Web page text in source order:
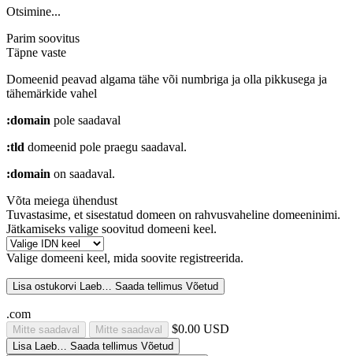
Otsimine...
Parim soovitus
Täpne vaste
Domeenid peavad algama tähe või numbriga ja olla pikkusega ja
tähemärkide vahel
:domain pole saadaval
:tld domeenid pole praegu saadaval.
:domain on saadaval.
Võta meiega ühendust
Tuvastasime, et sisestatud domeen on rahvusvaheline domeeninimi.
Jätkamiseks valige soovitud domeeni keel.
Valige domeeni keel, mida soovite registreerida.
Lisa ostukorvi Laeb… Saada tellimus Võetud
.com
Mitte saadaval Mitte saadaval $0.00 USD
Lisa Laeb… Saada tellimus Võetud